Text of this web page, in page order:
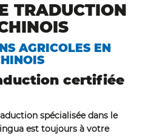
TRADUCTION
AGRICOLES EN
certifiée
spécialisée dans le
est toujours à votre